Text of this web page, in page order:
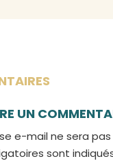
UN
e-mail ne sera pas
sont